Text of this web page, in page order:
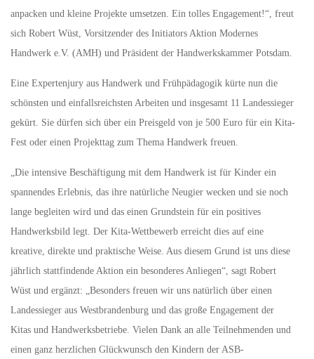
anpacken und kleine Projekte umsetzen. Ein tolles Engagement!“, freut
sich Robert Wüst, Vorsitzender des Initiators Aktion Modernes
Handwerk e.V. (AMH) und Präsident der Handwerkskammer Potsdam.
Eine Expertenjury aus Handwerk und Frühpädagogik kürte nun die
schönsten und einfallsreichsten Arbeiten und insgesamt 11 Landessieger
gekürt. Sie dürfen sich über ein Preisgeld von je 500 Euro für ein Kita-
Fest oder einen Projekttag zum Thema Handwerk freuen.
„Die intensive Beschäftigung mit dem Handwerk ist für Kinder ein
spannendes Erlebnis, das ihre natürliche Neugier wecken und sie noch
lange begleiten wird und das einen Grundstein für ein positives
Handwerksbild legt. Der Kita-Wettbewerb erreicht dies auf eine
kreative, direkte und praktische Weise. Aus diesem Grund ist uns diese
jährlich stattfindende Aktion ein besonderes Anliegen“, sagt Robert
Wüst und ergänzt: „Besonders freuen wir uns natürlich über einen
Landessieger aus Westbrandenburg und das große Engagement der
Kitas und Handwerksbetriebe. Vielen Dank an alle Teilnehmenden und
einen ganz herzlichen Glückwunsch den Kindern der ASB-